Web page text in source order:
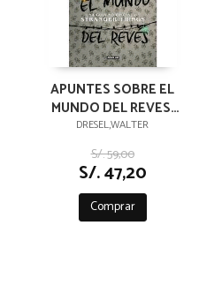
APUNTES SOBRE EL
MUNDO DEL REVES:
STRANGER THINGS
DRESEL,WALTER
S/. 59,00
S/. 47,20
Comprar